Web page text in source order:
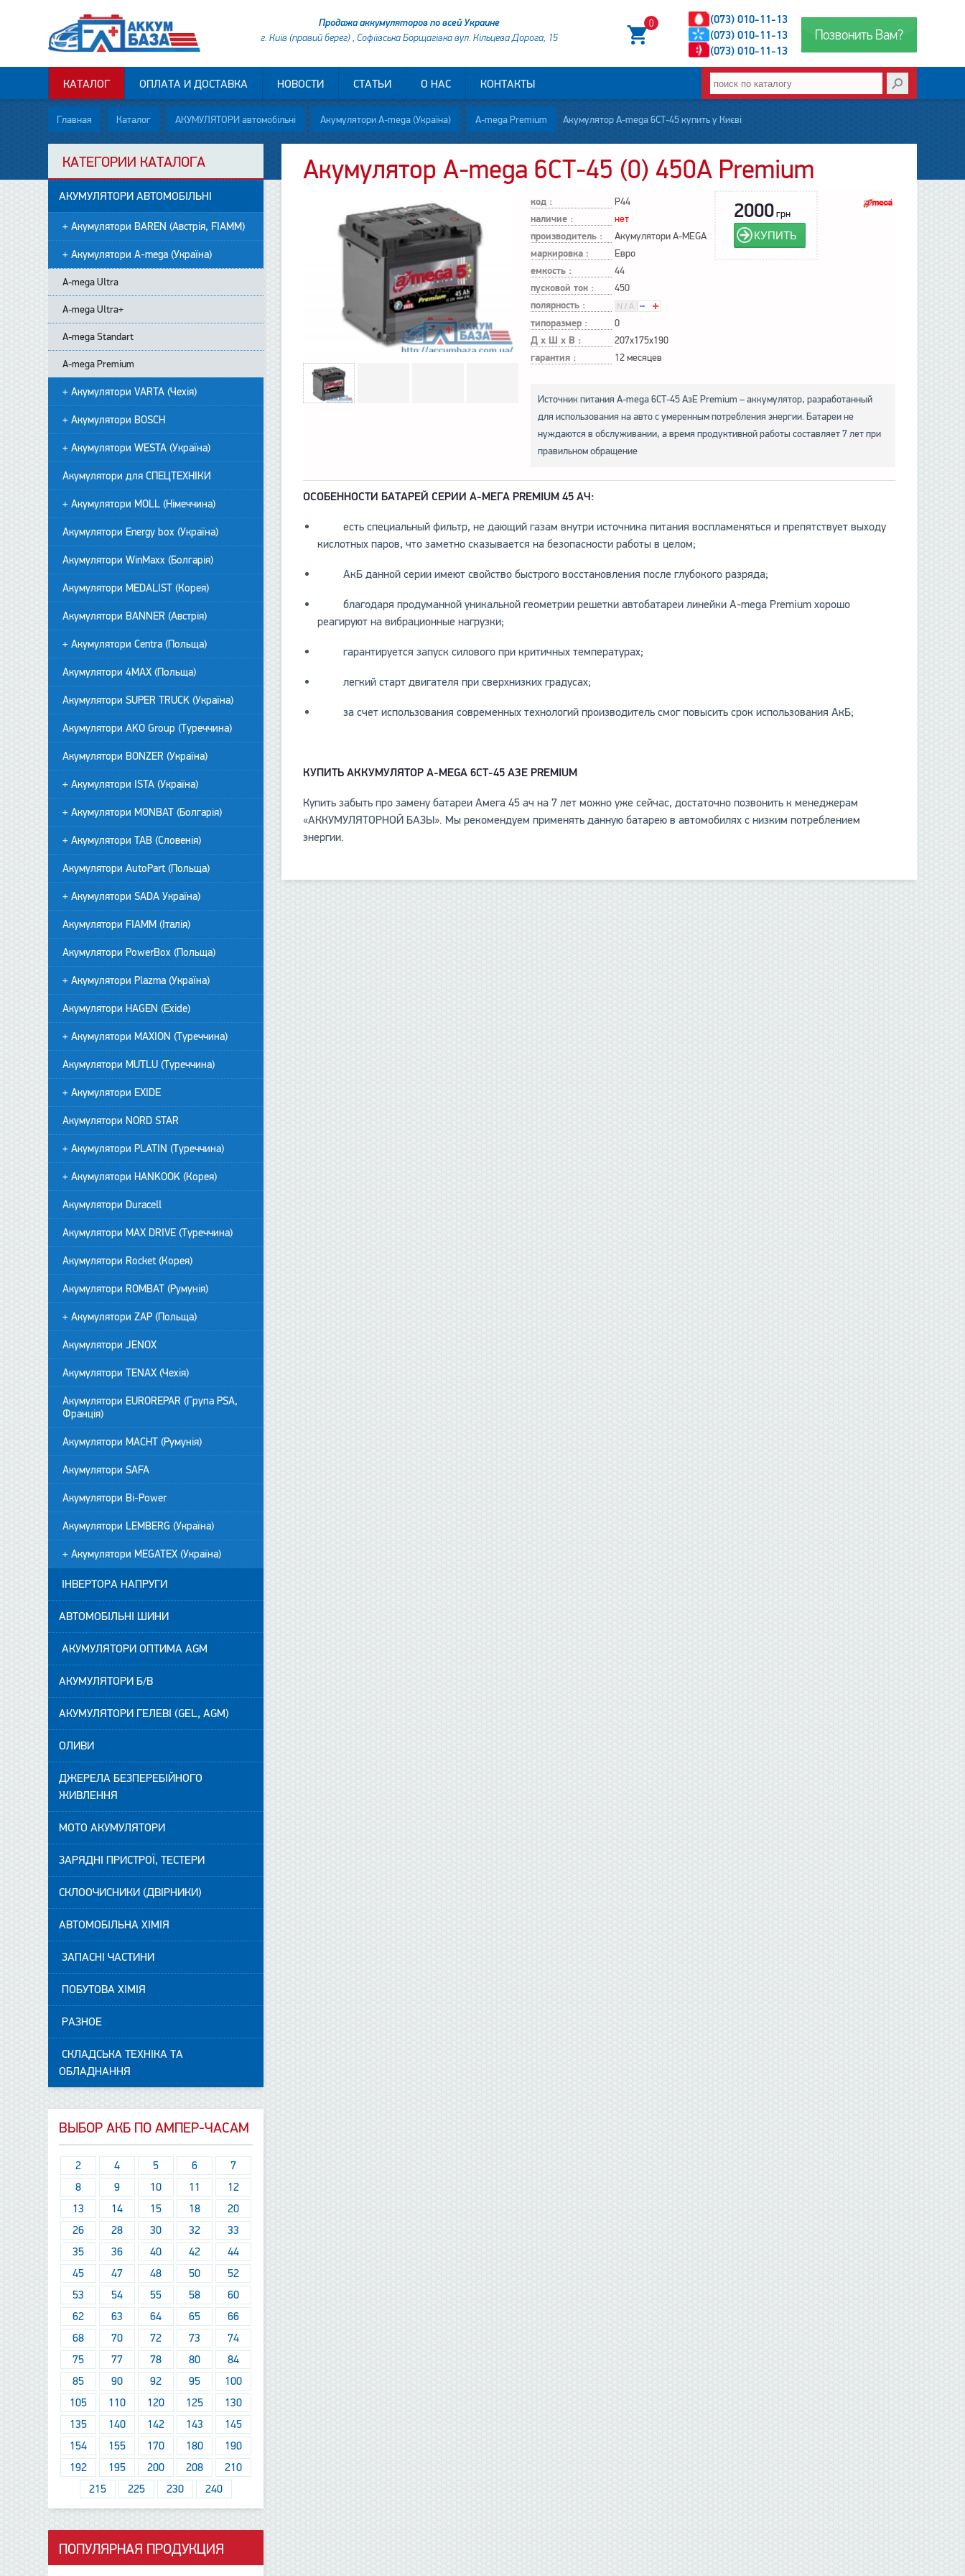
Позвонить Вам?
(073) 010-11-13
(073) 010-11-13
(073) 010-11-13
0
Продажа аккумуляторов по всей Украине
г. Київ (правий берег) , Софіївська Борщагівка вул. Кільцева Дорога, 15
КАТАЛОГ ОПЛАТА И ДОСТАВКА НОВОСТИ СТАТЬИ О НАС КОНТАКТЫ
Главная Каталог АКУМУЛЯТОРИ автомобільні Акумулятори A-mega (Україна) A-mega Premium Акумулятор A-mega 6СТ-45 купить у Києві
Акумулятор A-mega 6СТ-45 (0) 450А Premium
код : P44
наличие : нет
производитель : Акумулятори A-MEGA
маркировка : Евро
емкость : 44
пусковой ток : 450
полярность :
типоразмер :
0
Д х Ш х В : 207x175x190
гарантия : 12 месяцев
2000грн
КУПИТЬ
Источник питания A-mega 6СТ-45 АзЕ Premium – аккумулятор, разработанный
для использования на авто с умеренным потребления энергии. Батареи не
нуждаются в обслуживании, а время продуктивной работы составляет 7 лет при
правильном обращение
ОСОБЕННОСТИ БАТАРЕЙ СЕРИИ A-MЕГА PREMIUM 45 АЧ:
есть специальный фильтр, не дающий газам внутри источника питания воспламеняться и препятствует выходу
кислотных паров, что заметно сказывается на безопасности работы в целом;
АкБ данной серии имеют свойство быстрого восстановления после глубокого разряда;
благодаря продуманной уникальной геометрии решетки автобатареи линейки A-mega Premium хорошо
реагируют на вибрационные нагрузки;
гарантируется запуск силового при критичных температурах;
легкий старт двигателя при сверхнизких градусах;
за счет использования современных технологий производитель смог повысить срок использования АкБ;
КУПИТЬ АККУМУЛЯТОРA-MEGA 6СТ-45 АЗЕ PREMIUM
Купить забыть про замену батареи Амега 45 ач на 7 лет можно уже сейчас, достаточно позвонить к менеджерам
«АККУМУЛЯТОРНОЙ БАЗЫ». Мы рекомендуем применять данную батарею в автомобилях с низким потреблением
энергии.
КАТЕГОРИИ КАТАЛОГА
АКУМУЛЯТОРИ АВТОМОБІЛЬНІ
+ Акумулятори BAREN (Австрія, FIAMM)
+ Акумулятори A-mega (Україна)
A-mega Ultra
A-mega Ultra+
А-mega Standart
A-mega Premium
+ Акумулятори VARTA (Чехія)
+ Акумулятори BOSCH
+ Акумулятори WESTA (Україна)
Акумулятори для СПЕЦТЕХНІКИ
+ Акумулятори MOLL (Німеччина)
Акумулятори Energy box (Україна)
Акумулятори WinMaxx (Болгарія)
Акумулятори MEDALIST (Корея)
Акумулятори BANNER (Австрія)
+ Акумулятори Centra (Польща)
Акумулятори 4MAX (Польща)
Акумулятори SUPER TRUCK (Україна)
Акумулятори AKO Group (Туреччина)
Акумулятори BONZER (Україна)
+ Акумулятори ISTA (Україна)
+ Акумулятори MONBAT (Болгарія)
+ Акумулятори TAB (Словенія)
Акумулятори AutoPart (Польща)
+ Акумулятори SADA Україна)
Акумулятори FIAMM (Італія)
Акумулятори PowerBox (Польща)
+ Акумулятори Plazma (Україна)
Акумулятори HAGEN (Exide)
+ Акумулятори MAXION (Туреччина)
Акумулятори MUTLU (Туреччина)
+ Акумулятори EXIDE
Акумулятори NORD STAR
+ Акумулятори PLATIN (Туреччина)
+ Акумулятори HANKOOK (Корея)
Акумулятори Duracell
Акумулятори MAX DRIVE (Туреччина)
Акумулятори Rocket (Корея)
Акумулятори ROMBAT (Румунія)
+ Акумулятори ZAP (Польща)
Акумулятори JENOX
Акумулятори TENAX (Чехія)
Акумулятори EUROREPAR (Група PSA,
Франція)
Акумулятори MACHT (Румунія)
Акумулятори SAFA
Акумулятори Bi-Power
Акумулятори LEMBERG (Україна)
+ Акумулятори MEGATEX (Україна)
ІНВЕРТОРА НАПРУГИ
АВТОМОБІЛЬНІ ШИНИ
АКУМУЛЯТОРИ ОПТИМА AGM
АКУМУЛЯТОРИ Б/В
АКУМУЛЯТОРИ ГЕЛЕВІ (GEL, AGM)
ОЛИВИ
ДЖЕРЕЛА БЕЗПЕРЕБІЙНОГО
ЖИВЛЕННЯ
МОТО АКУМУЛЯТОРИ
ЗАРЯДНІ ПРИСТРОЇ, ТЕСТЕРИ
СКЛООЧИСНИКИ (ДВІРНИКИ)
АВТОМОБІЛЬНА ХІМІЯ
ЗАПАСНІ ЧАСТИНИ
ПОБУТОВА ХІМІЯ
РАЗНОЕ
СКЛАДСЬКА ТЕХНІКА ТА
ОБЛАДНАННЯ
ВЫБОР АКБ ПО АМПЕР-ЧАСАМ
2 4 5 6
7
8
9 10 11
12
13
14 15 18
20
26
28 30 32
33
35
36 40 42
44
45
47 48 50
52
53
54 55 58
60
62
63 64 65
66
68
70 72 73
74
75
77 78 80
84
85
90 92 95
100
105
110 120 125
130
135
140 142 143
145
154
155 170 180
190
192
195 200 208
210
215
225 230 240
ПОПУЛЯРНАЯ ПРОДУКЦИЯ